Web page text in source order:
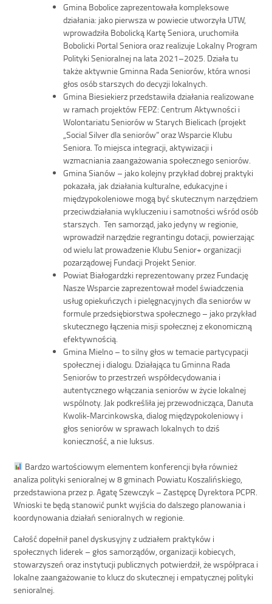
Gmina Bobolice zaprezentowała kompleksowe
działania: jako pierwsza w powiecie utworzyła UTW,
wprowadziła Bobolicką Kartę Seniora, uruchomiła
Bobolicki Portal Seniora oraz realizuje Lokalny Program
Polityki Senioralnej na lata 2021–2025. Działa tu
także aktywnie Gminna Rada Seniorów, która wnosi
głos osób starszych do decyzji lokalnych.
Gmina Biesiekierz przedstawiła działania realizowane
w ramach projektów FEPZ: Centrum Aktywności i
Wolontariatu Seniorów w Starych Bielicach (projekt
„Social Silver dla seniorów” oraz Wsparcie Klubu
Seniora. To miejsca integracji, aktywizacji i
wzmacniania zaangażowania społecznego seniorów.
Gmina Sianów – jako kolejny przykład dobrej praktyki
pokazała, jak działania kulturalne, edukacyjne i
międzypokoleniowe mogą być skutecznym narzędziem
przeciwdziałania wykluczeniu i samotności wśród osób
starszych. Ten samorząd, jako jedyny w regionie,
wprowadził narzędzie regrantingu dotacji, powierzając
od wielu lat prowadzenie Klubu Senior+ organizacji
pozarządowej Fundacji Projekt Senior.
Powiat Białogardzki reprezentowany przez Fundację
Nasze Wsparcie zaprezentował model świadczenia
usług opiekuńczych i pielęgnacyjnych dla seniorów w
formule przedsiębiorstwa społecznego – jako przykład
skutecznego łączenia misji społecznej z ekonomiczną
efektywnością.
Gmina Mielno – to silny głos w temacie partycypacji
społecznej i dialogu. Działająca tu Gminna Rada
Seniorów to przestrzeń współdecydowania i
autentycznego włączania seniorów w życie lokalnej
wspólnoty. Jak podkreśliła jej przewodnicząca, Danuta
Kwolik-Marcinkowska, dialog międzypokoleniowy i
głos seniorów w sprawach lokalnych to dziś
konieczność, a nie luksus.
Bardzo wartościowym elementem konferencji była również
analiza polityki senioralnej w 8 gminach Powiatu Koszalińskiego,
przedstawiona przez p. Agatę Szewczyk – Zastępcę Dyrektora PCPR.
Wnioski te będą stanowić punkt wyjścia do dalszego planowania i
koordynowania działań senioralnych w regionie.
Całość dopełnił panel dyskusyjny z udziałem praktyków i
społecznych liderek – głos samorządów, organizacji kobiecych,
stowarzyszeń oraz instytucji publicznych potwierdził, że współpraca i
lokalne zaangażowanie to klucz do skutecznej i empatycznej polityki
senioralnej.